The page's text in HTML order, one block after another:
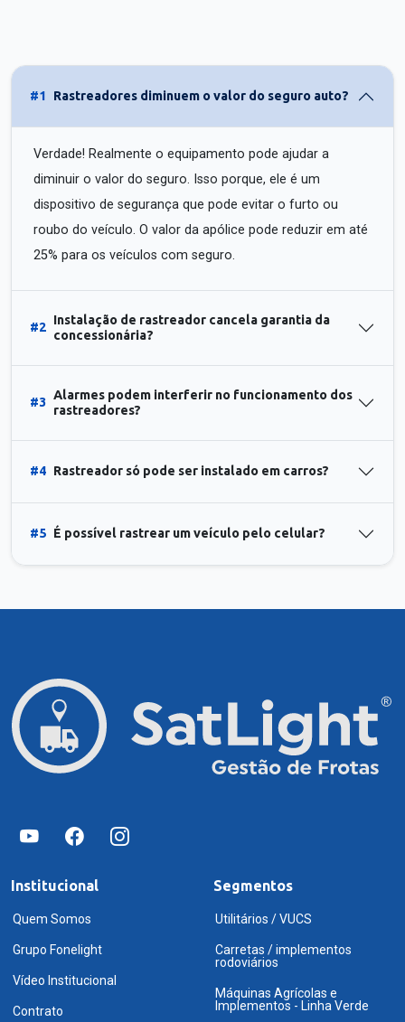
#1 Rastreadores diminuem o valor do seguro auto?
Verdade! Realmente o equipamento pode ajudar a
diminuir o valor do seguro. Isso porque, ele é um
dispositivo de segurança que pode evitar o furto ou
roubo do veículo. O valor da apólice pode reduzir em até
25% para os veículos com seguro.
#2
Instalação de rastreador cancela garantia da
concessionária?
#3
Alarmes podem interferir no funcionamento dos
rastreadores?
#4 Rastreador só pode ser instalado em carros?
#5 É possível rastrear um veículo pelo celular?
Institucional
Quem Somos
Grupo Fonelight
Vídeo Institucional
Contrato
Segmentos
Utilitários / VUCS
Carretas / implementos
rodoviários
Máquinas Agrícolas e
Implementos - Linha Verde